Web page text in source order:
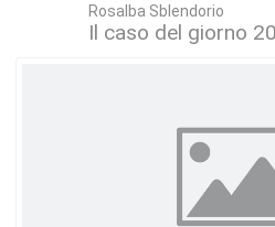
Rosalba Sblendorio
Il caso del giorno